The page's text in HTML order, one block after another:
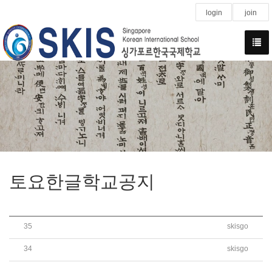
login join
토요한글학교공지
35 skisgo
34 2022학년도 4월 토요한글학교 신입생 모집 예정 ..skisgo